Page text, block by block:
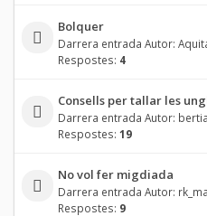
Bolquer
Darrera entrada Autor:
Respostes: 4
Consells per tallar les
Darrera entrada Autor:
Respostes: 19
No vol fer migdiada
Darrera entrada Autor:
Respostes: 9